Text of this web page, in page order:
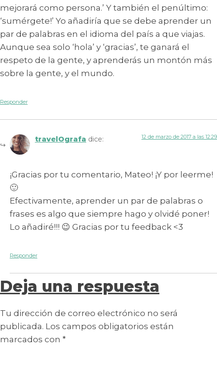
mejorará como persona.’ Y también el penúltimo:
‘sumérgete!’ Yo añadiría que se debe aprender un
par de palabras en el idioma del país a que viajas.
Aunque sea solo ‘hola’ y ‘gracias’, te ganará el
respeto de la gente, y aprenderás un montón más
sobre la gente, y el mundo.
Responder
travelOgrafa dice: 12 de marzo de 2017 a las 12:29
¡Gracias por tu comentario, Mateo! ¡Y por leerme!
🙂
Efectivamente, aprender un par de palabras o
frases es algo que siempre hago y olvidé poner!
Lo añadiré!!! 😉 Gracias por tu feedback <3
Responder
Deja una respuesta
Tu dirección de correo electrónico no será
publicada. Los campos obligatorios están
marcados con *